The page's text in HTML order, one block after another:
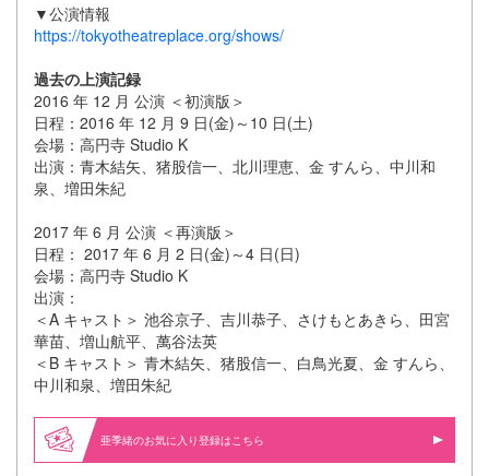
▼公演情報
https://tokyotheatreplace.org/shows/
過去の上演記録
2016 年 12 月 公演 ＜初演版＞
日程：2016 年 12 月 9 日(金)～10 日(土)
会場：高円寺 Studio K
出演：青木結矢、猪股信一、北川理恵、金 すんら、中川和
泉、増田朱紀
2017 年 6 月 公演 ＜再演版＞
日程： 2017 年 6 月 2 日(金)～4 日(日)
会場：高円寺 Studio K
出演：
＜A キャスト＞ 池谷京子、吉川恭子、さけもとあきら、田宮
華苗、増山航平、萬谷法英
＜B キャスト＞ 青木結矢、猪股信一、白鳥光夏、金 すんら、
中川和泉、増田朱紀
亜季緒のお気に入り登録はこちら